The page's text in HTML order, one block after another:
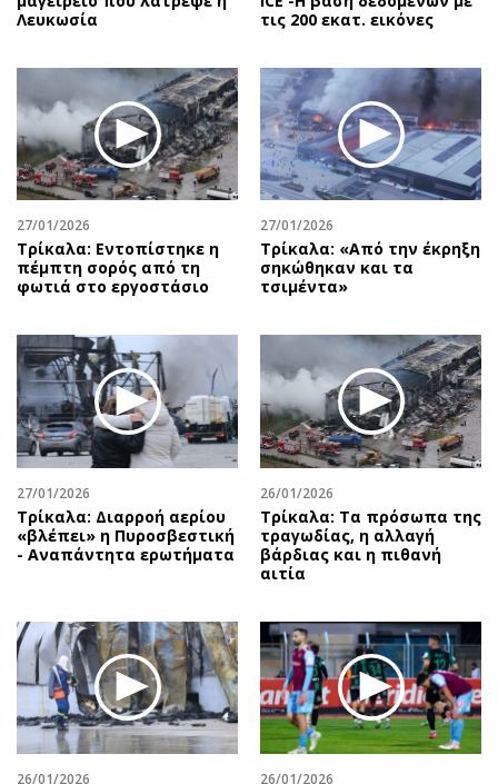
Λευκωσία
τις 200 εκατ. εικόνες
27/01/2026
Τρίκαλα: Εντοπίστηκε η
πέμπτη σορός από τη
φωτιά στο εργοστάσιο
27/01/2026
Τρίκαλα: «Από την έκρηξη
σηκώθηκαν και τα
τσιμέντα»
27/01/2026
Τρίκαλα: Διαρροή αερίου
«βλέπει» η Πυροσβεστική
- Αναπάντητα ερωτήματα
26/01/2026
Τρίκαλα: Τα πρόσωπα της
τραγωδίας, η αλλαγή
βάρδιας και η πιθανή
αιτία
26/01/2026 26/01/2026